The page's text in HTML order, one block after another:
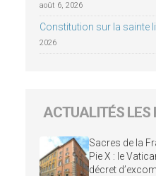
août 6, 2026
Constitution sur la sainte
2026
ACTUALITÉS LES
Sacres de la
Pie X : le
décret